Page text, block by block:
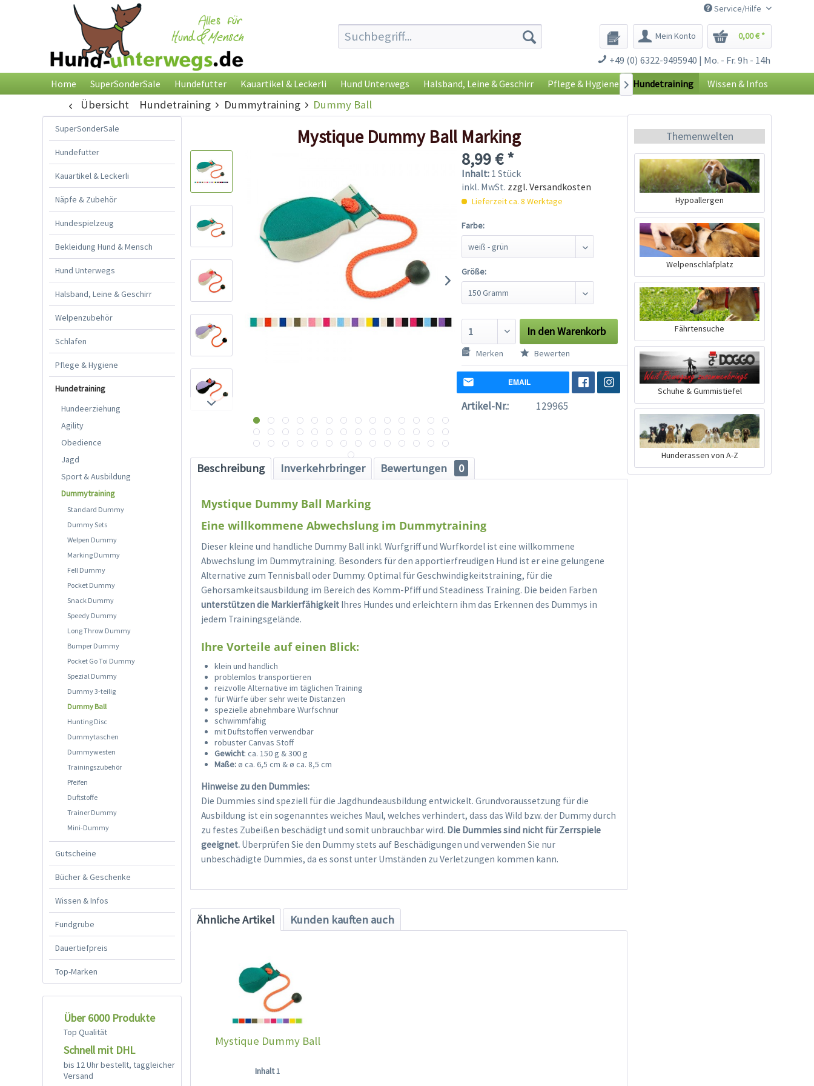
Service/Hilfe
Mein Konto 0,00 € *
+49 (0) 6322-9495940 | Mo. - Fr. 9h - 14h
Home SuperSonderSale Hundefutter Kauartikel & Leckerli Hund Unterwegs Halsband, Leine & Geschirr Pflege & Hygiene Hundetraining Wissen & Infos

Übersicht Hundetraining Dummytraining Dummy Ball
SuperSonderSale
Hundefutter
Kauartikel & Leckerli
Näpfe & Zubehör
Hundespielzeug
Bekleidung Hund & Mensch
Hund Unterwegs
Halsband, Leine & Geschirr
Welpenzubehör
Schlafen
Pflege & Hygiene
Hundetraining
Hundeerziehung
Agility
Obedience
Jagd
Sport & Ausbildung
Dummytraining
Standard Dummy
Dummy Sets
Welpen Dummy
Marking Dummy
Fell Dummy
Pocket Dummy
Snack Dummy
Speedy Dummy
Long Throw Dummy
Bumper Dummy
Pocket Go Toi Dummy
Spezial Dummy
Dummy 3-teilig
Dummy Ball
Hunting Disc
Dummytaschen
Dummywesten
Trainingszubehör
Pfeifen
Duftstoffe
Trainer Dummy
Mini-Dummy
Gutscheine
Bücher & Geschenke
Wissen & Infos
Fundgrube
Dauertiefpreis
Top-Marken
Über 6000 Produkte
Top Qualität
Schnell mit DHL
bis 12 Uhr bestellt, taggleicher
Versand
Mystique Dummy Ball Marking
8,99 € *
Inhalt: 1 Stück
inkl. MwSt. zzgl. Versandkosten
Lieferzeit ca. 8 Werktage
Farbe:
Größe:
In den Warenkorb
Merken Bewerten
EMAIL
Artikel-Nr.: 129965
Beschreibung Inverkehrbringer Bewertungen 0
Mystique Dummy Ball Marking
Eine willkommene Abwechslung im Dummytraining
Dieser kleine und handliche Dummy Ball inkl. Wurfgriff und Wurfkordel ist eine willkommene
Abwechslung im Dummytraining. Besonders für den apportierfreudigen Hund ist er eine gelungene
Alternative zum Tennisball oder Dummy. Optimal für Geschwindigkeitstraining, für die
Gehorsamkeitsausbildung im Bereich des Komm-Pfiff und Steadiness Training. Die beiden Farben
unterstützen die Markierfähigkeit Ihres Hundes und erleichtern ihm das Erkennen des Dummys in
jedem Trainingsgelände.
Ihre Vorteile auf einen Blick:
klein und handlich
problemlos transportieren
reizvolle Alternative im täglichen Training
für Würfe über sehr weite Distanzen
spezielle abnehmbare Wurfschnur
schwimmfähig
mit Duftstoffen verwendbar
robuster Canvas Stoff
Gewicht: ca. 150 g & 300 g
Maße:ø ca. 6,5 cm & ø ca. 8,5 cm
Hinweise zu den Dummies:
Die Dummies sind speziell für die Jagdhundeausbildung entwickelt. Grundvoraussetzung für die
Ausbildung ist ein sogenanntes weiches Maul, welches verhindert, dass das Wild bzw. der Dummy durch
zu festes Zubeißen beschädigt und somit unbrauchbar wird. Die Dummies sind nicht für Zerrspiele
geeignet. Überprüfen Sie den Dummy stets auf Beschädigungen und verwenden Sie nur
unbeschädigte Dummies, da es sonst unter Umständen zu Verletzungen kommen kann.
Ähnliche Artikel Kunden kauften auch
Mystique Dummy Ball
Inhalt1
Themenwelten
Hypoallergen
Welpenschlafplatz
Fährtensuche
Schuhe & Gummistiefel
Hunderassen von A-Z